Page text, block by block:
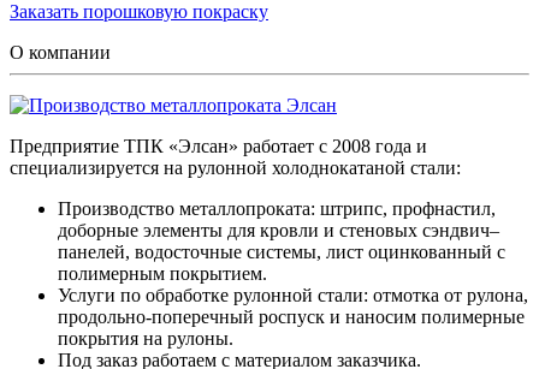
Заказать порошковую покраску
О компании
Предприятие ТПК «Элсан» работает с 2008 года и
специализируется на рулонной холоднокатаной стали:
Производство металлопроката: штрипс, профнастил,
доборные элементы для кровли и стеновых сэндвич–
панелей, водосточные системы, лист оцинкованный с
полимерным покрытием.
Услуги по обработке рулонной стали: отмотка от рулона,
продольно-поперечный роспуск и наносим полимерные
покрытия на рулоны.
Под заказ работаем с материалом заказчика.